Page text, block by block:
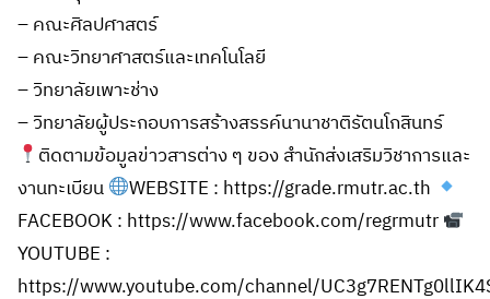
– คณะศิลปศาสตร์
– คณะวิทยาศาสตร์และเทคโนโลยี
– วิทยาลัยเพาะช่าง
– วิทยาลัยผู้ประกอบการสร้างสรรค์นานาชาติรัตนโกสินทร์
ติดตามข้อมูลข่าวสารต่าง ๆ ของ สำนักส่งเสริมวิชาการและ
งานทะเบียน
WEBSITE : https://grade.rmutr.ac.th
FACEBOOK : https://www.facebook.com/regrmutr
YOUTUBE :
https://www.youtube.com/channel/